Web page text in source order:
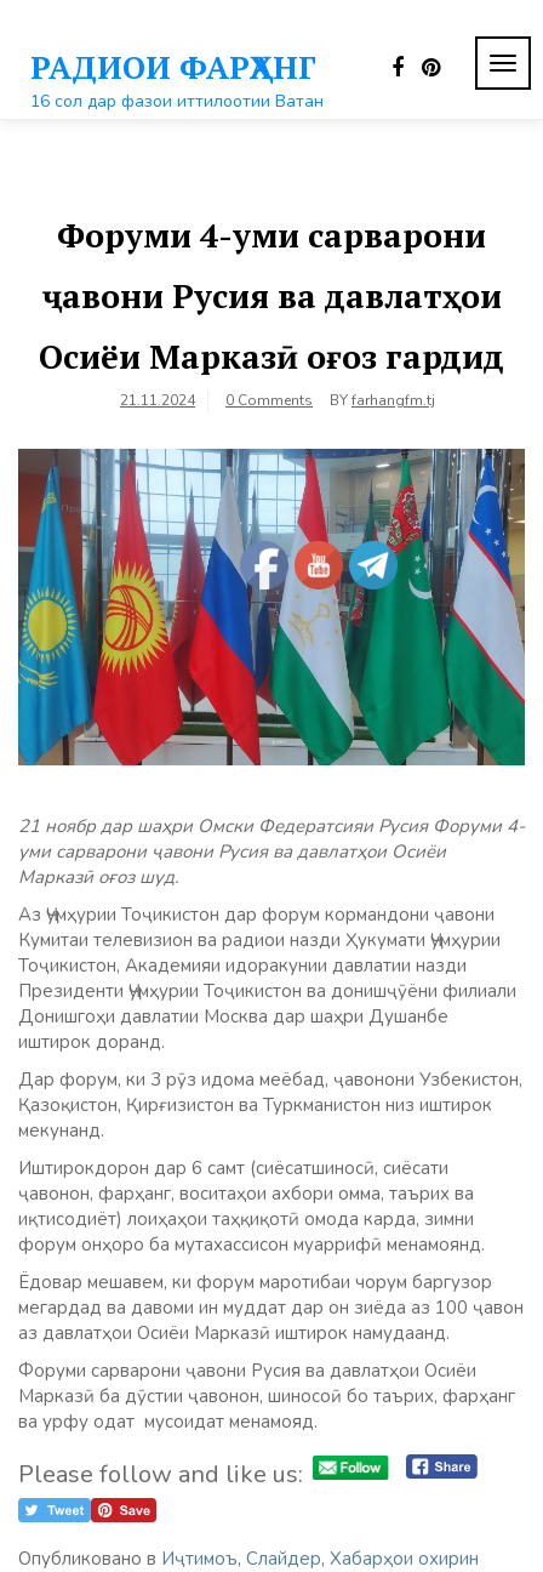
контентуРАДИОИ ФАРҲАНГ
16 сол дар фазои иттилоотии Ватан
Форуми 4-уми сарварони
ҷавони Русия ва давлатҳои
Осиёи Марказӣ оғоз гардид
21.11.2024 0 Comments BYfarhangfm.tj
21 ноябр дар шаҳри Омски Федератсияи Русия Форуми 4-
уми сарварони ҷавони Русия ва давлатҳои Осиёи
Марказӣ оғоз шуд.
Аз Ҷумҳурии Тоҷикистон дар форум кормандони ҷавони
Кумитаи телевизион ва радиои назди Ҳукумати Ҷумҳурии
Тоҷикистон, Академияи идоракунии давлатии назди
Президенти Ҷумҳурии Тоҷикистон ва донишҷӯёни филиали
Донишгоҳи давлатии Москва дар шаҳри Душанбе
иштирок доранд.
Дар форум, ки 3 рӯз идома меёбад, ҷавонони Узбекистон,
Қазоқистон, Қирғизистон ва Туркманистон низ иштирок
мекунанд.
Иштирокдорон дар 6 самт (сиёсатшиносӣ, сиёсати
ҷавонон, фарҳанг, воситаҳои ахбори омма, таърих ва
иқтисодиёт) лоиҳаҳои таҳқиқотӣ омода карда, зимни
форум онҳоро ба мутахассисон муаррифӣ менамоянд.
Ёдовар мешавем, ки форум маротибаи чорум баргузор
мегардад ва давоми ин муддат дар он зиёда аз 100 ҷавон
аз давлатҳои Осиёи Марказӣ иштирок намудаанд.
Форуми сарварони ҷавони Русия ва давлатҳои Осиёи
Марказӣ ба дӯстии ҷавонон, шиносоӣ бо таърих, фарҳанг
ва урфу одат мусоидат менамояд.
Please follow and like us:
Опубликовано в Иҷтимоъ, Слайдер, Хабарҳои охирин